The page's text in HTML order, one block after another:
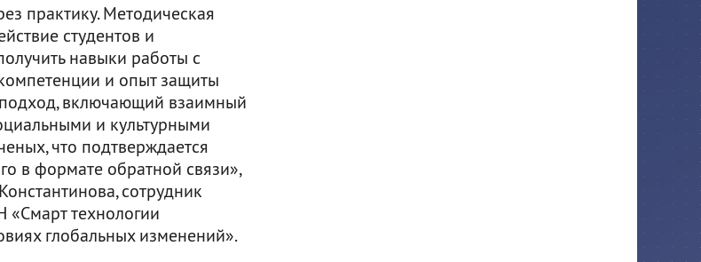
практику. Методическая
студентов и
навыки работы с
и опыт защиты
подход, включающий взаимный
и культурными
что подтверждается
в формате обратной связи»,
сотрудник
«Смарт технологии
глобальных изменений».